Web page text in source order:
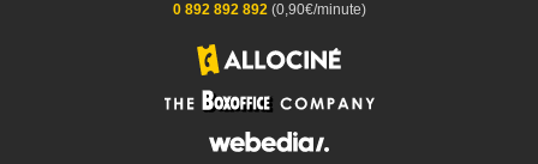
0 892 892 892(0,90€/minute)